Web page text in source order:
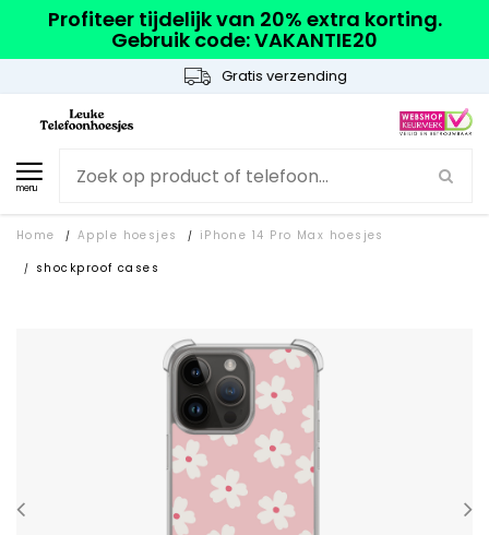
Profiteer tijdelijk van 20% extra korting.
Gebruik code: VAKANTIE20
Gratis verzending
menu
Home / Apple hoesjes / iPhone 14 Pro Max hoesjes
/ shockproof cases